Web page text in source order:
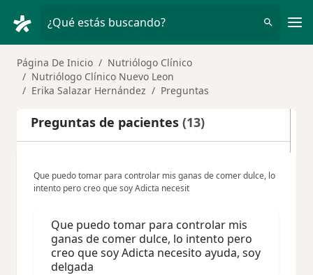
¿Qué estás buscando?
Página De Inicio
Nutriólogo Clínico
Nutriólogo Clínico Nuevo Leon
Erika Salazar Hernández
Preguntas
Preguntas de pacientes (13)
Que puedo tomar para controlar mis ganas de comer dulce, lo
intento pero creo que soy Adicta necesit
Que puedo tomar para controlar mis
ganas de comer dulce, lo intento pero
creo que soy Adicta necesito ayuda, soy
delgada